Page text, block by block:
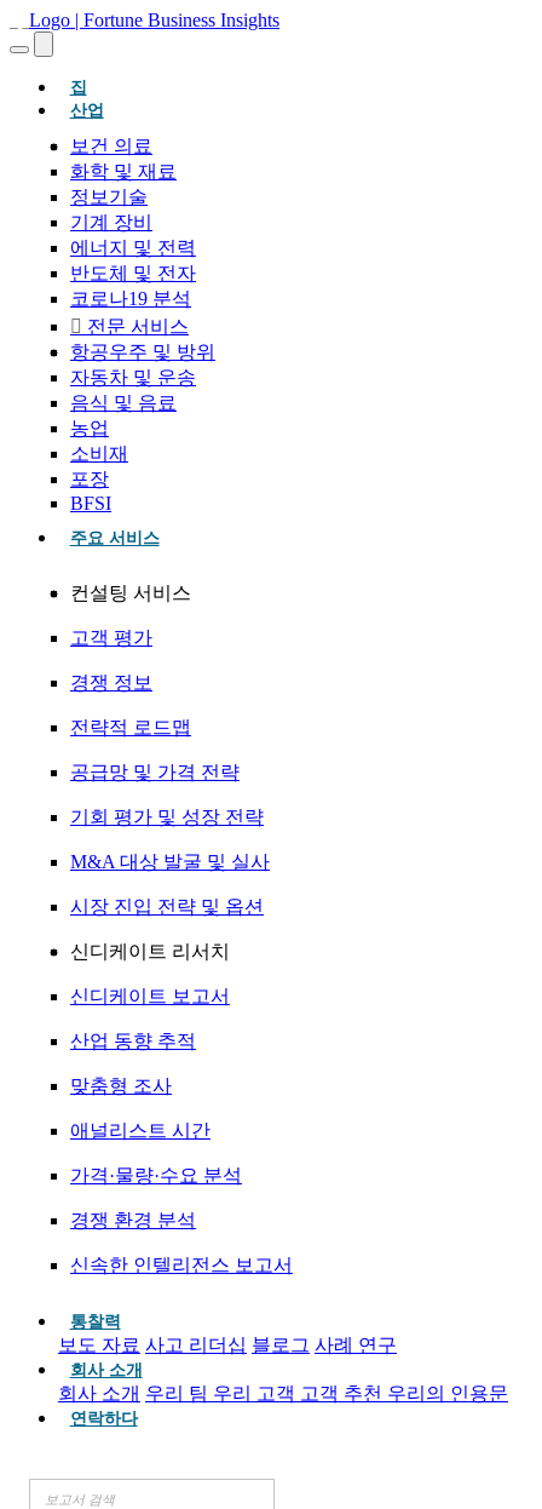
집(현재의)
산업
보건 의료
화학 및 재료
정보기술
기계 장비
에너지 및 전력
반도체 및 전자
코로나19 분석
전문 서비스
항공우주 및 방위
자동차 및 운송
음식 및 음료
농업
소비재
포장
BFSI
주요 서비스
컨설팅 서비스
고객 평가
경쟁 정보
전략적 로드맵
공급망 및 가격 전략
기회 평가 및 성장 전략
M&A 대상 발굴 및 실사
시장 진입 전략 및 옵션
신디케이트 리서치
신디케이트 보고서
산업 동향 추적
맞춤형 조사
애널리스트 시간
가격·물량·수요 분석
경쟁 환경 분석
신속한 인텔리전스 보고서
통찰력
보도 자료 사고 리더십 블로그 사례 연구
회사 소개
회사 소개 우리 팀 우리 고객 고객 추천 우리의 인용문
연락하다